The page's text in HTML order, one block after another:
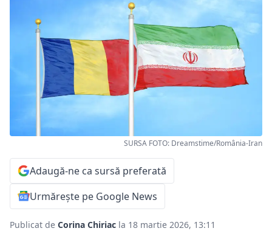
SURSA FOTO: Dreamstime/România-Iran
Adaugă-ne ca sursă preferată
Urmărește pe Google News
Publicat de Corina Chiriac la 18 martie 2026, 13:11